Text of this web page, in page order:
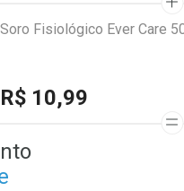
Soro Fisiológico Ever Care
R$ 10,99